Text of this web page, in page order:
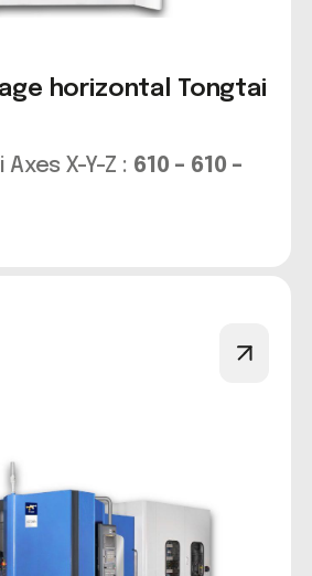
horizontal Tongtai
X-Y-Z : 610 – 610 –